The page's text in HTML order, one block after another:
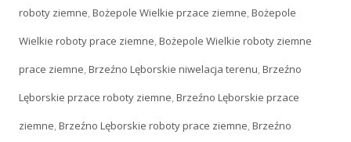
roboty ziemne,Bożepole Wielkie przace ziemne,Bożepole
Wielkie roboty prace ziemne,Bożepole Wielkie roboty ziemne
prace ziemne,Brzeźno Lęborskie niwelacja terenu,Brzeźno
Lęborskie przace roboty ziemne,Brzeźno Lęborskie przace
ziemne,Brzeźno Lęborskie roboty prace ziemne,Brzeźno